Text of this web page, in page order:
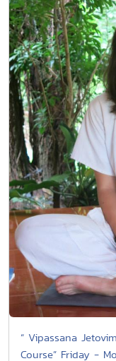
“ Vipassana
Course” Friday -